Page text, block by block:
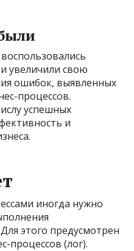
увеличили свою
ошибок, выявленных
процессов.
успешных
и
иногда нужно
этого предусмотрен
процессов (лог).